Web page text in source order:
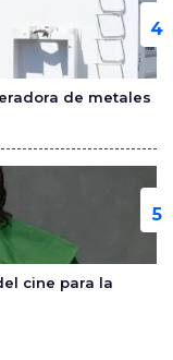
de metales
cine para la